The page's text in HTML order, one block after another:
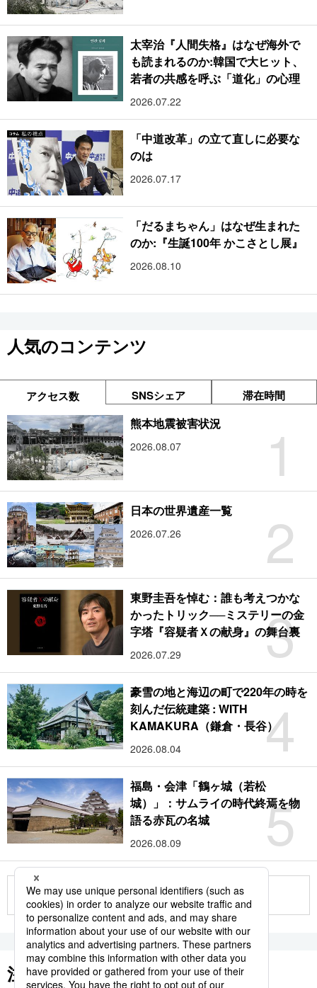
太宰治『人間失格』はなぜ海外で
も読まれるのか:韓国で大ヒット、
若者の共感を呼ぶ「道化」の心理
2026.07.22
「中道改革」の立て直しに必要な
のは
2026.07.17
「だるまちゃん」はなぜ生まれた
のか:『生誕100年 かこさとし展』
2026.08.10
人気のコンテンツ
アクセス数 SNSシェア 滞在時間
1
熊本地震被害状況
2026.08.07
2
日本の世界遺産一覧
2026.07.26
3
東野圭吾を悼む：誰も考えつかな
かったトリック──ミステリーの金
字塔『容疑者Ｘの献身』の舞台裏
2026.07.29
4
豪雪の地と海辺の町で220年の時を
刻んだ伝統建築 : WITH
KAMAKURA（鎌倉・長谷）
2026.08.04
5
福島・会津「鶴ヶ城（若松
城）」：サムライの時代終焉を物
語る赤瓦の名城
2026.08.09
もっと見る
注目のキーワード